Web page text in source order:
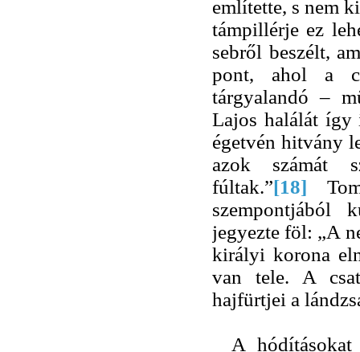
említette, s nem
támpillérje ez
sebről beszélt,
pont, ahol a
tárgyalandó –
Lajos halálát így
égetvén hitvány
azok számát
fúltak.”[18]
szempontjából
jegyezte föl: „A
királyi korona
van tele. A
hajfürtjei a
A hódításokat